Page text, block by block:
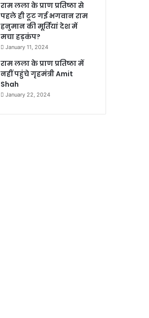
राम लला के प्राण प्रतिष्ठा से
पहले ही टूट गई भगवान राम
हनुमान की मूर्तियां देश में
मचा हड़कंप?
January 11, 2024
राम लला के प्राण प्रतिष्ठा में
नहीं पहुंचे गृहमंत्री Amit
Shah
January 22, 2024